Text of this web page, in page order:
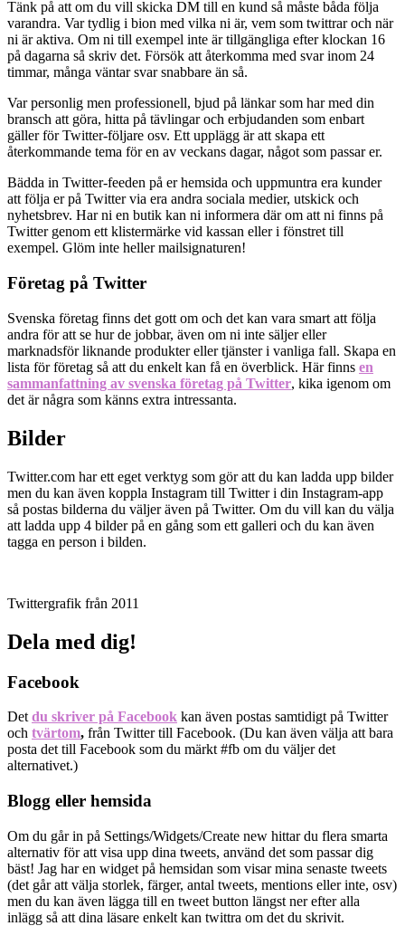
Tänk på att om du vill skicka DM till en kund så måste båda följa
varandra. Var tydlig i bion med vilka ni är, vem som twittrar och när
ni är aktiva. Om ni till exempel inte är tillgängliga efter klockan 16
på dagarna så skriv det. Försök att återkomma med svar inom 24
timmar, många väntar svar snabbare än så.
Var personlig men professionell, bjud på länkar som har med din
bransch att göra, hitta på tävlingar och erbjudanden som enbart
gäller för Twitter-följare osv. Ett upplägg är att skapa ett
återkommande tema för en av veckans dagar, något som passar er.
Bädda in Twitter-feeden på er hemsida och uppmuntra era kunder
att följa er på Twitter via era andra sociala medier, utskick och
nyhetsbrev. Har ni en butik kan ni informera där om att ni finns på
Twitter genom ett klistermärke vid kassan eller i fönstret till
exempel. Glöm inte heller mailsignaturen!
Företag på Twitter
Svenska företag finns det gott om och det kan vara smart att följa
andra för att se hur de jobbar, även om ni inte säljer eller
marknadsför liknande produkter eller tjänster i vanliga fall. Skapa en
lista för företag så att du enkelt kan få en överblick. Här finns en
sammanfattning av svenska företag på Twitter, kika igenom om
det är några som känns extra intressanta.
Bilder
Twitter.com har ett eget verktyg som gör att du kan ladda upp bilder
men du kan även koppla Instagram till Twitter i din Instagram-app
så postas bilderna du väljer även på Twitter. Om du vill kan du välja
att ladda upp 4 bilder på en gång som ett galleri och du kan även
tagga en person i bilden.
Twittergrafik från 2011
Dela med dig!
Facebook
Det du skriver på Facebook kan även postas samtidigt på Twitter
och tvärtom, från Twitter till Facebook. (Du kan även välja att bara
posta det till Facebook som du märkt #fb om du väljer det
alternativet.)
Blogg eller hemsida
Om du går in på Settings/Widgets/Create new hittar du flera smarta
alternativ för att visa upp dina tweets, använd det som passar dig
bäst! Jag har en widget på hemsidan som visar mina senaste tweets
(det går att välja storlek, färger, antal tweets, mentions eller inte, osv)
men du kan även lägga till en tweet button längst ner efter alla
inlägg så att dina läsare enkelt kan twittra om det du skrivit.